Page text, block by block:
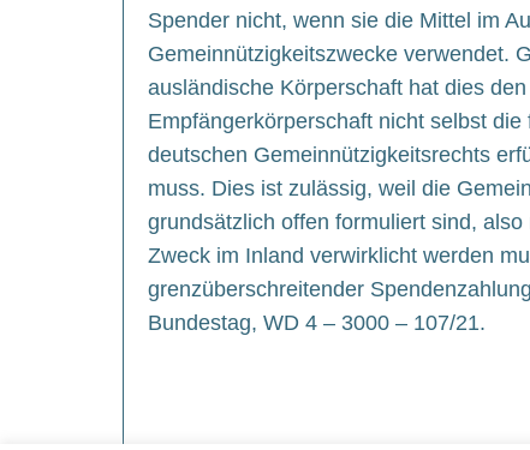
Spender nicht, wenn sie die Mittel im
Gemeinnützigkeitszwecke verwendet.
ausländische Körperschaft hat dies
Empfängerkörperschaft nicht selbst
deutschen Gemeinnützigkeitsrechts
muss. Dies ist zulässig, weil die
grundsätzlich offen formuliert sind,
Zweck im Inland verwirklicht werden
grenzüberschreitender
Bundestag, WD 4 – 3000 – 107/21.